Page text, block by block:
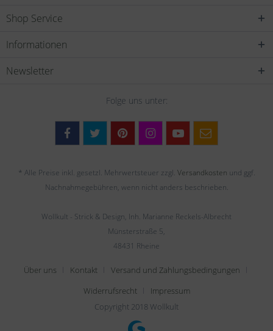
Shop Service
Informationen
Newsletter
Folge uns unter:
* Alle Preise inkl. gesetzl. Mehrwertsteuer zzgl. Versandkosten und ggf.
Nachnahmegebühren, wenn nicht anders beschrieben.
Wollkult - Strick & Design, Inh. Marianne Reckels-Albrecht
Münsterstraße 5,
48431 Rheine
Über uns Kontakt
Versand und Zahlungsbedingungen
Widerrufsrecht
Impressum
Copyright 2018 Wollkult